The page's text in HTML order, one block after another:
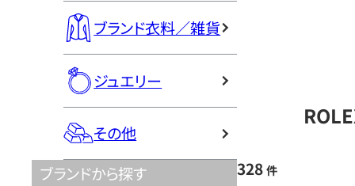
ブランド衣料／雑貨
ジュエリー
その他
ブランドから探す
328 件